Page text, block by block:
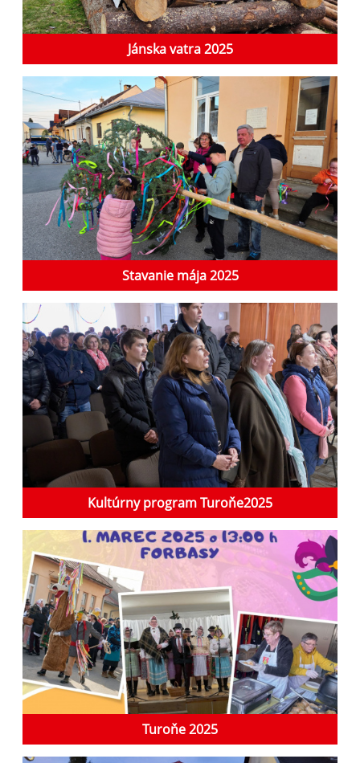
Jánska vatra 2025
Stavanie mája 2025
Kultúrny program Turoňe2025
Turoňe 2025